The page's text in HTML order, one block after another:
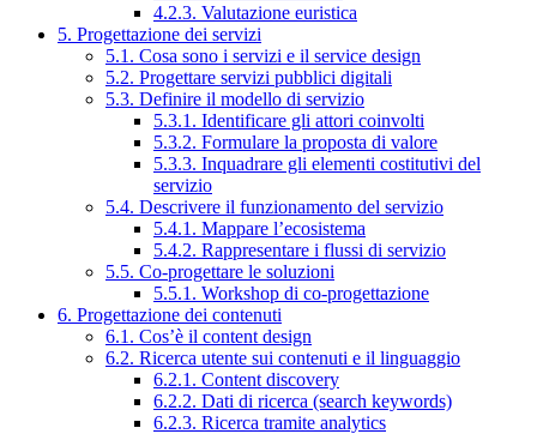
4.2.3. Valutazione euristica
5. Progettazione dei servizi
5.1. Cosa sono i servizi e il service design
5.2. Progettare servizi pubblici digitali
5.3. Definire il modello di servizio
5.3.1. Identificare gli attori coinvolti
5.3.2. Formulare la proposta di valore
5.3.3. Inquadrare gli elementi costitutivi del
servizio
5.4. Descrivere il funzionamento del servizio
5.4.1. Mappare l’ecosistema
5.4.2. Rappresentare i flussi di servizio
5.5. Co-progettare le soluzioni
5.5.1. Workshop di co-progettazione
6. Progettazione dei contenuti
6.1. Cos’è il content design
6.2. Ricerca utente sui contenuti e il linguaggio
6.2.1. Content discovery
6.2.2. Dati di ricerca (search keywords)
6.2.3. Ricerca tramite analytics